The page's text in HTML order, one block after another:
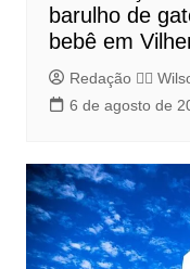
barulho de
bebê em
Redação 👨‍⚖️​
6 de agosto de